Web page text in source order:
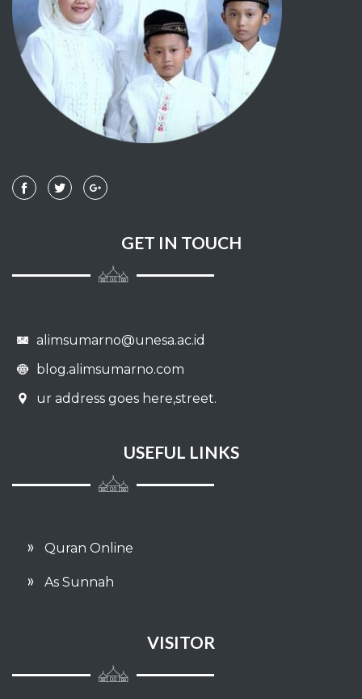
041 - FUSHSHILAT
042 - ASY SYUURA
043 - AZ ZUKHRUF
044 - AD DUKHAAN
046 - AL AHQAAF
047 - MUHAMMAD
048 - AL FAT-H
051 - ADZ DZAARIYAAT
053 - AN NAJM
055 - AR RAHMAAN
056 - AL WAAQI'AH
058 - AL MUJAADILAH
GET IN TOUCH
alimsumarno@unesa.ac.id
blog.alimsumarno.com
ur address goes here,street.
USEFUL LINKS
Quran Online
As Sunnah
VISITOR